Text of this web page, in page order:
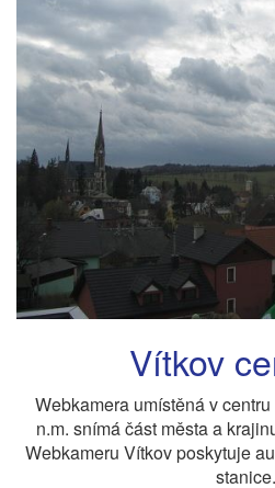
Vítkov
Webkamera umístěná v
n.m. snímá část města a
Webkameru Vítkov poskytuje
stanice.